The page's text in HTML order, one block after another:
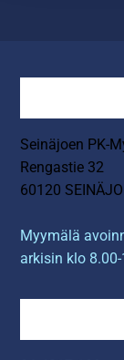
Seinäjoen PK-
Rengastie 32
60120
Myymälä
arkisin klo